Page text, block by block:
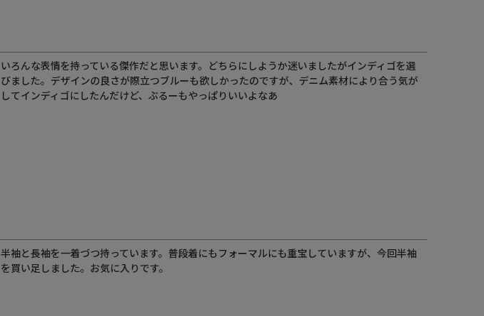
いろんな表情を持っている傑作だと思います。どちらにしようか迷いましたがインディゴを選
びました。デザインの良さが際立つブルーも欲しかったのですが、デニム素材により合う気が
してインディゴにしたんだけど、ぶるーもやっぱりいいよなあ
半袖と長袖を一着づつ持っています。普段着にもフォーマルにも重宝していますが、今回半袖
を買い足しました。お気に入りです。